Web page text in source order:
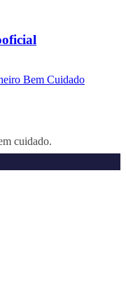
Bem Cuidado
cuidado.